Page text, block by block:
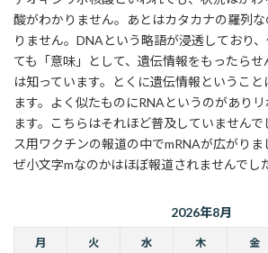
酸がわかりません。あとはカタカナの羅列
りません。DNAという略語が浸透しており
ても「意味」として、遺伝情報をもったら
は知っています。とくに遺伝情報というこ
ます。よく似たものにRNAというのがあり
ます。こちらはそれほど普及していません
ス用ワクチンの報道の中でmRNAが広がり
ぜ小文字mなのかはほぼ報道されませんでし
2026年8月
月 火 水 木 金